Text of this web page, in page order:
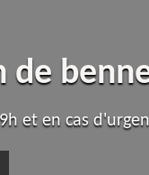
et en cas